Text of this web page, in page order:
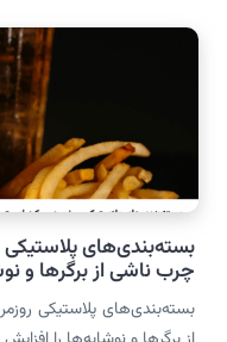
بسته‌بندی‌های
چرب ناشی از برگرها و
بسته‌بندی‌های پلاستیکی